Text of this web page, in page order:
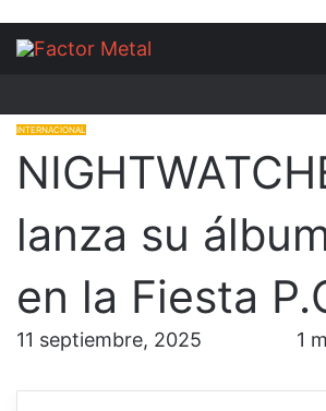
INTERNACIONAL
lanza su
en la Fiesta
11 septiembre, 2025 1